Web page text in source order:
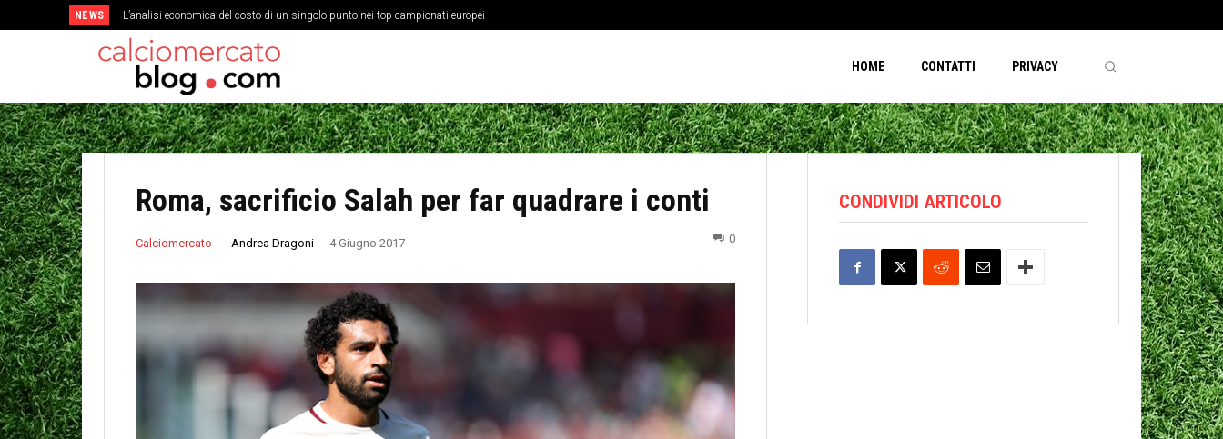
NEWS L’analisi economica del costo di un singolo punto nei top campionati europei
HOME CONTATTI PRIVACY
Roma, sacrificio Salah per far quadrare i conti
Calciomercato Andrea Dragoni 4 Giugno 2017 0
CONDIVIDI ARTICOLO